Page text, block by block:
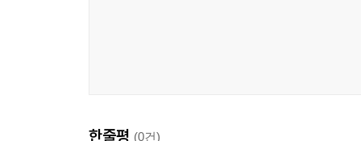
안성부원군 묘소 앞에서
한줄평 (0건)